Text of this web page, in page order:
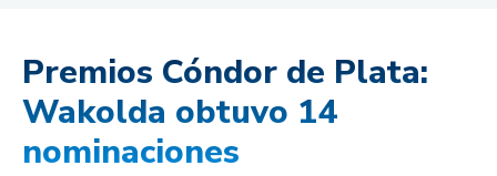
Premios Cóndor de Plata:
Wakolda obtuvo 14
nominaciones